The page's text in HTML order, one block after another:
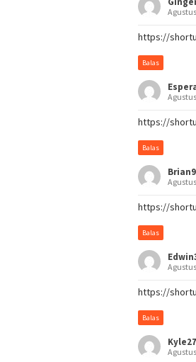
https://
Balas
https://
Balas
https://
Balas
https://
Balas